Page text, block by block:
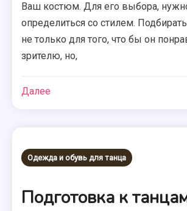
Ваш костюм. Для его выбора,
определиться со стилем.
не только для того, что бы он
зрителю, но,
Далее
Одежда и обувь для танца
Подготовка к